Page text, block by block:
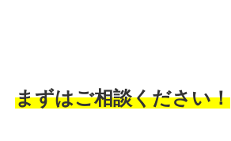
まずはご相談ください！